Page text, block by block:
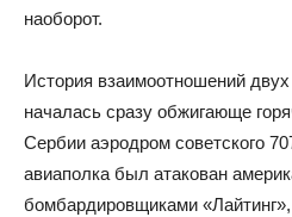
наоборот.
История взаимоотношений
началась сразу обжигающе
Сербии аэродром советского
авиаполка был атакован
бомбардировщиками